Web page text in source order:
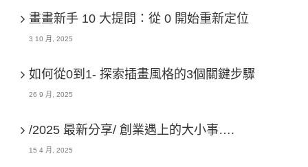
畫畫新手 10 大提問：從 0 開始重新定位
3 10 月, 2025
如何從0到1- 探索插畫風格的3個關鍵步驟
26 9 月, 2025
/2025 最新分享/ 創業遇上的大小事….
15 4 月, 2025